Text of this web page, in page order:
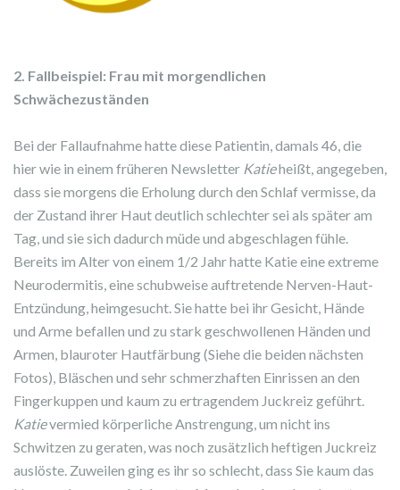
2. Fallbeispiel: Frau mit morgendlichen
Schwächezuständen
Bei der Fallaufnahme hatte diese Patientin, damals 46, die
hier wie in einem früheren Newsletter Katieheißt, angegeben,
dass sie morgens die Erholung durch den Schlaf vermisse, da
der Zustand ihrer Haut deutlich schlechter sei als später am
Tag, und sie sich dadurch müde und abgeschlagen fühle.
Bereits im Alter von einem 1/2 Jahr hatte Katie eine extreme
Neurodermitis, eine schubweise auftretende Nerven-Haut-
Entzündung, heimgesucht. Sie hatte bei ihr Gesicht, Hände
und Arme befallen und zu stark geschwollenen Händen und
Armen, blauroter Hautfärbung (Siehe die beiden nächsten
Fotos), Bläschen und sehr schmerzhaften Einrissen an den
Fingerkuppen und kaum zu ertragendem Juckreiz geführt.
Katievermied körperliche Anstrengung, um nicht ins
Schwitzen zu geraten, was noch zusätzlich heftigen Juckreiz
auslöste. Zuweilen ging es ihr so schlecht, dass Sie kaum das